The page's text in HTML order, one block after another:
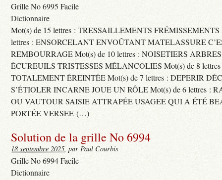
Grille No 6995 Facile
Dictionnaire
Mot(s) de 15 lettres : TRESSAILLEMENTS FRÉMISSEMENTS
lettres : ENSORCELANT ENVOÛTANT MATELASSURE
REMBOURRAGE Mot(s) de 10 lettres : NOISETIERS
ÉCUREUILS TRISTESSES MÉLANCOLIES Mot(s) de 8
TOTALEMENT ÉREINTÉE Mot(s) de 7 lettres : DEPERIR
S’ÉTIOLER INCARNE JOUE UN RÔLE Mot(s) de 6 lettres :
OU VAUTOUR SAISIE ATTRAPÉE USAGEE QUI A ÉTÉ
PORTÉE VERSEE (…)
Solution de la grille No 6994
18 septembre 2025, par Paul Courbis
Grille No 6994 Facile
Dictionnaire